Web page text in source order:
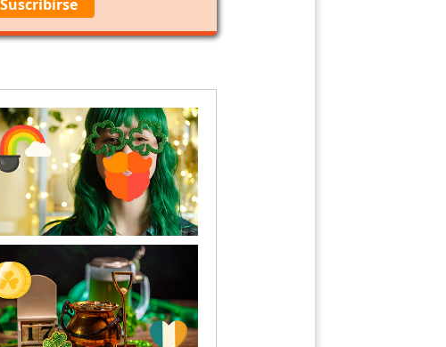
Suscribirse